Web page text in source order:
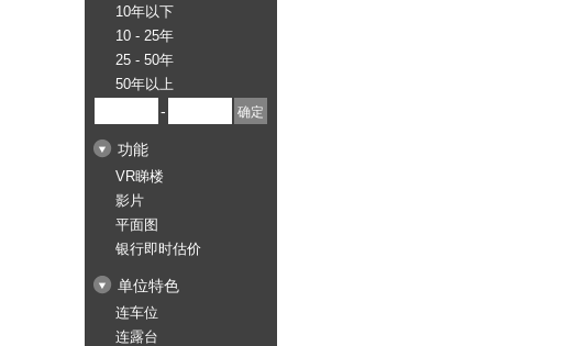
10年以下
10 - 25年
25 - 50年
50年以上
-
功能
VR睇楼
影片
平面图
银行即时估价
单位特色
连车位
连露台